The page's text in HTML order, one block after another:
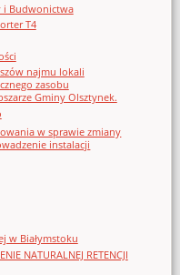
i Budwonictwa
T4
najmu lokali
zasobu
Gminy Olsztynek.
w sprawie zmiany
instalacji
w Białymstoku
NATURALNEJ RETENCJI